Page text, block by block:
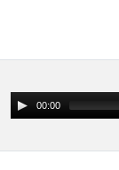
00:00